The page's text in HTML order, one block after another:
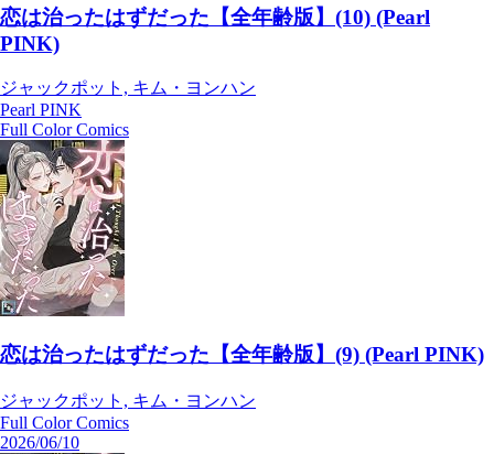
恋は治ったはずだった【全年齢版】(10) (Pearl
PINK)
ジャックポット, キム・ヨンハン
Pearl PINK
Full Color Comics
恋は治ったはずだった【全年齢版】(9) (Pearl PINK)
ジャックポット, キム・ヨンハン
Full Color Comics
2026/06/10